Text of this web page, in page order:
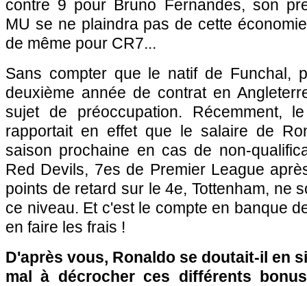
contre 9 pour Bruno Fernandes, son
MU se ne plaindra pas de cette
de même pour CR7...
Sans compter que le natif de Funchal,
deuxième année de contrat en
sujet de préoccupation. Récemment,
rapportait en effet que le salaire de
saison prochaine en cas de non-
Red Devils, 7es de Premier League
points de retard sur le 4e, Tottenham, ne
ce niveau. Et c'est le compte en banque
en faire les frais !
D'après vous, Ronaldo se doutait-il en
mal à décrocher ces différents